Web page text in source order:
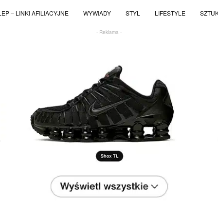
– LINKI AFILIACYJNE WYWIADY STYL LIFESTYLE
- Reklama -